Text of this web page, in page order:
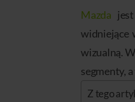
Mazda
widniejące
wizualną.
segmenty,
Z tego